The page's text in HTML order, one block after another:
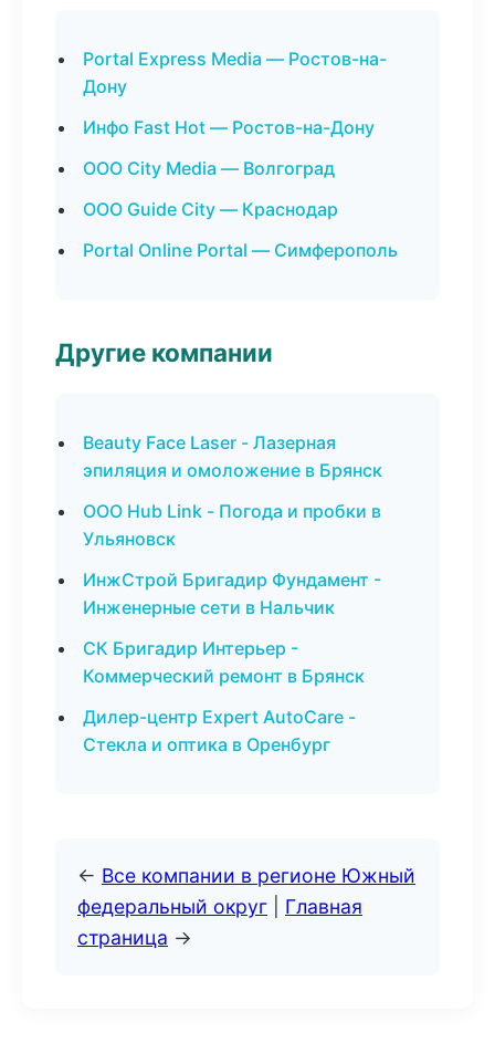
Portal Express Media — Ростов-на-
Дону
Инфо Fast Hot — Ростов-на-Дону
ООО City Media — Волгоград
ООО Guide City — Краснодар
Portal Online Portal — Симферополь
Другие компании
Beauty Face Laser - Лазерная
эпиляция и омоложение в Брянск
ООО Hub Link - Погода и пробки в
Ульяновск
ИнжСтрой Бригадир Фундамент -
Инженерные сети в Нальчик
СК Бригадир Интерьер -
Коммерческий ремонт в Брянск
Дилер-центр Expert AutoCare -
Стекла и оптика в Оренбург
← Все компании в регионе Южный
федеральный округ
Главная
страница →